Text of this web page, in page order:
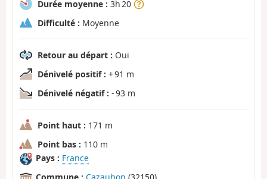
Durée moyenne : 3h 20
Difficulté : Moyenne
Retour au départ : Oui
Dénivelé positif : + 91 m
Dénivelé négatif : - 93 m
Point haut : 171 m
Point bas : 110 m
Pays : France